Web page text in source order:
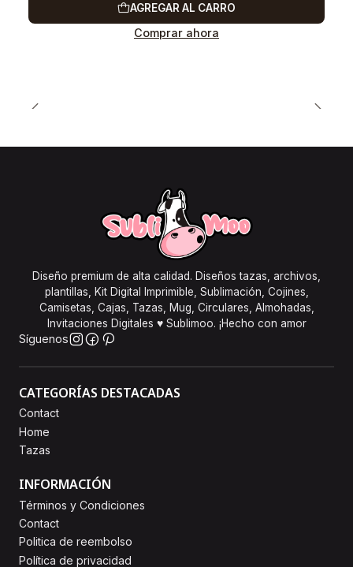
AGREGAR AL CARRO
Comprar ahora
Diseño premium de alta calidad. Diseños tazas, archivos,
plantillas, Kit Digital Imprimible, Sublimación, Cojines,
Camisetas, Cajas, Tazas, Mug, Circulares, Almohadas,
Invitaciones Digitales ♥ Sublimoo. ¡Hecho con amor
Síguenos
CATEGORÍAS DESTACADAS
Contact
Home
Tazas
INFORMACIÓN
Términos y Condiciones
Contact
Politica de reembolso
Política de privacidad